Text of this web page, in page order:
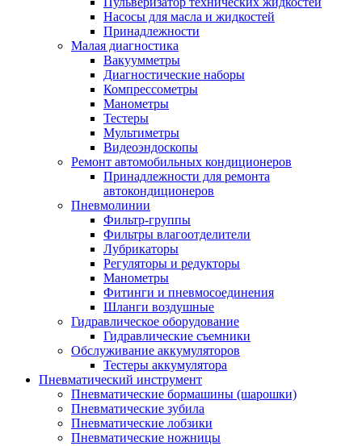
Насосы для масла и жидкостей
Принадлежности
Малая диагностика
Вакуумметры
Диагностические наборы
Компрессометры
Манометры
Тестеры
Мультиметры
Видеоэндоскопы
Ремонт автомобильных кондиционеров
Принадлежности для ремонта
автокондиционеров
Пневмолинии
Фильтр-группы
Фильтры влагоотделители
Лубрикаторы
Регуляторы и редукторы
Манометры
Фитинги и пневмосоединения
Шланги воздушные
Гидравлическое оборудование
Гидравлические съемники
Обслуживание аккумуляторов
Тестеры аккумулятора
Пневматический инструмент
Пневматические бормашины (шарошки)
Пневматические зубила
Пневматические лобзики
Пневматические ножницы